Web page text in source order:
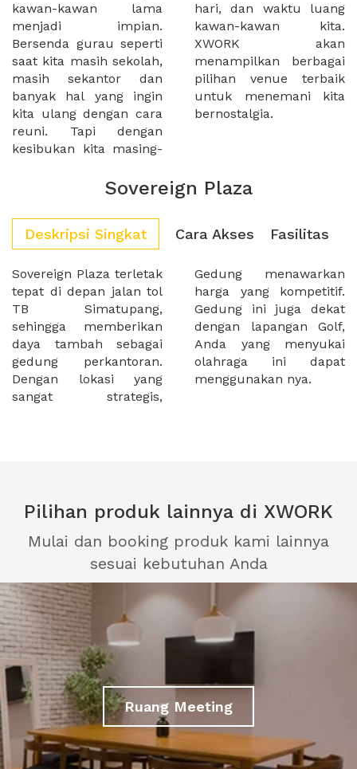
kawan-kawan lama
menjadi impian.
Bersenda gurau seperti
saat kita masih sekolah,
masih sekantor dan
banyak hal yang ingin
kita ulang dengan cara
reuni. Tapi dengan
kesibukan kita masing-
hari, dan waktu luang
kawan-kawan kita.
XWORK akan
menampilkan berbagai
pilihan venue terbaik
untuk menemani kita
bernostalgia.
Sovereign Plaza
Deskripsi Singkat Cara Akses Fasilitas
Sovereign Plaza terletak
tepat di depan jalan tol
TB Simatupang,
sehingga memberikan
daya tambah sebagai
gedung perkantoran.
Dengan lokasi yang
sangat strategis,
Gedung menawarkan
harga yang kompetitif.
Gedung ini juga dekat
dengan lapangan Golf,
Anda yang menyukai
olahraga ini dapat
menggunakan nya.
Pilihan produk lainnya di XWORK
Mulai dan booking produk kami lainnya
sesuai kebutuhan Anda
Ruang Meeting